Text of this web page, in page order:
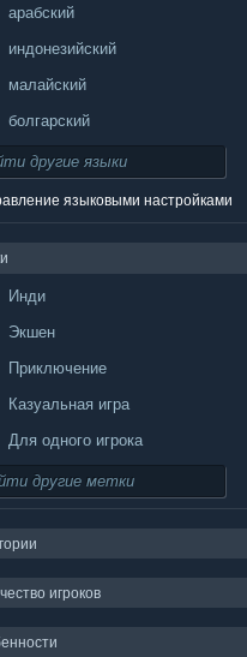
арабский
индонезийский
малайский
болгарский
чешский
испанский — Испания
испанский — Латинская Америка
языковыми настройками
Инди
Экшен
Приключение
Казуальная игра
Для одного игрока
Симулятор
Стратегия
игроков